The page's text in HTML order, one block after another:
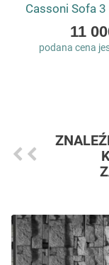
Cassoni Sofa
As
low
11
podana cena